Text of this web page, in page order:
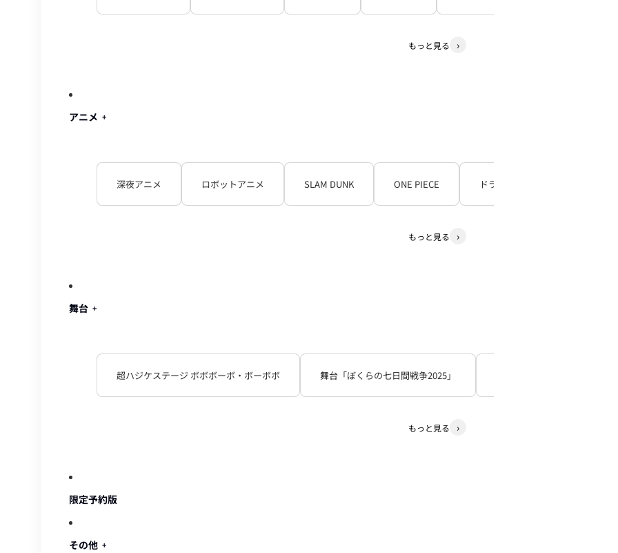
もっと見る
アニメ
深夜アニメ ロボットアニメ SLAM DUNK ONE PIECE ドラゴンボール
もっと見る
舞台
超ハジケステージ ボボボーボ・ボーボボ 舞台「ぼくらの七日間戦争2025」
もっと見る
限定予約版
その他